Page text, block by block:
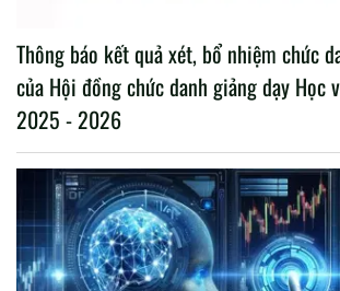
Thông báo kết quả xét, bổ nhiệm chức
của Hội đồng chức danh giảng dạy Học
2025 - 2026